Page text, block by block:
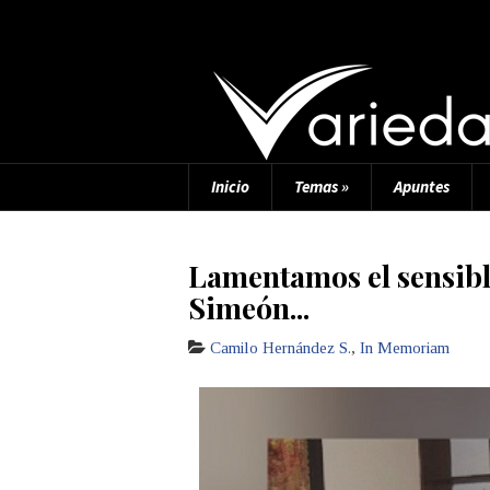
Inicio Temas» Apuntes
Lamentamos el
Simeón...
Camilo Hernández S., In Memoriam